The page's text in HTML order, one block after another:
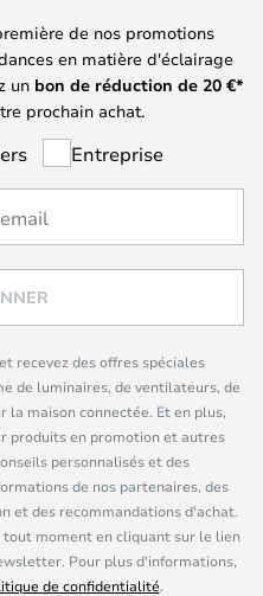
de nos promotions
en matière d'éclairage
un bon de réduction de 20 €*
prochain achat.
Entreprise
recevez des offres spéciales
de luminaires, de ventilateurs, de
la maison connectée. Et en plus,
produits en promotion et autres
personnalisés et des
de nos partenaires, des
et des recommandations d'achat.
moment en cliquant sur le lien
Pour plus d'informations,
de confidentialité.